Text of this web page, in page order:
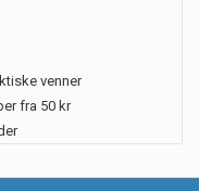
venner
fra 50 kr